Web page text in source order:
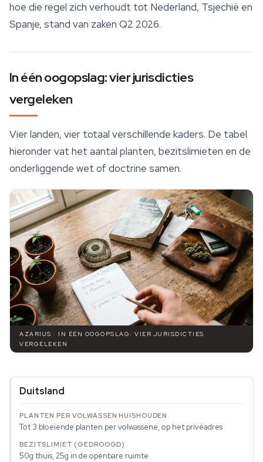
hoe die regel zich verhoudt tot Nederland, Tsjechië en
Spanje, stand van zaken Q2 2026.
In één oogopslag: vier jurisdicties
vergeleken
Vier landen, vier totaal verschillende kaders. De tabel
hieronder vat het aantal planten, bezitslimieten en de
onderliggende wet of doctrine samen.
AZARIUS · IN ÉÉN OOGOPSLAG: VIER JURISDICTIES
VERGELEKEN
Duitsland
Tot 3 bloeiende planten per volwassene, op het privéadres
50g thuis, 25g in de openbare ruimte